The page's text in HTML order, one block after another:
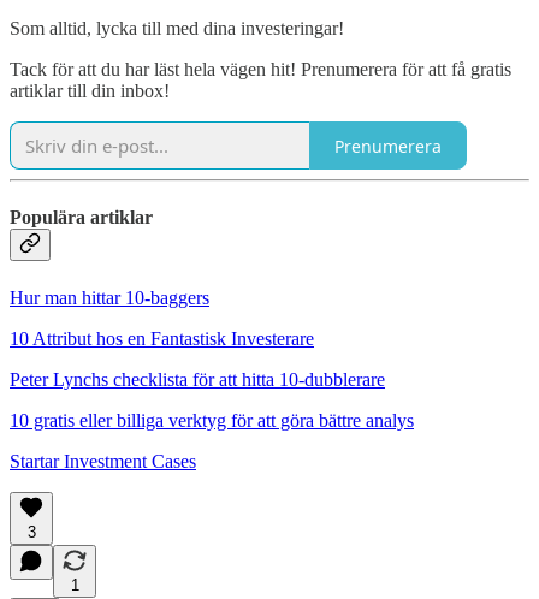
Som alltid, lycka till med dina investeringar!
Tack för att du har läst hela vägen hit! Prenumerera för att få gratis
artiklar till din inbox!
Prenumerera
Populära artiklar
Hur man hittar 10-baggers
10 Attribut hos en Fantastisk Investerare
Peter Lynchs checklista för att hitta 10-dubblerare
10 gratis eller billiga verktyg för att göra bättre analys
Startar Investment Cases
3
1